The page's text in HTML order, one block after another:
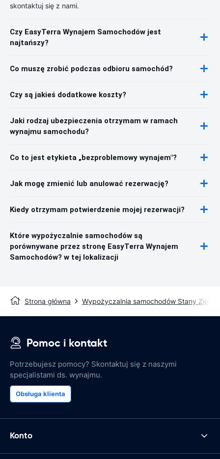
skontaktuj się z nami.
Czy EasyTerra Wynajem Samochodów jest
najtańszy?
Co muszę zrobić podczas odbioru samochód?
Czy są jakieś dodatkowe koszty?
Jaki rodzaj ubezpieczenia otrzymam w ramach
wynajmu samochodu?
Co to jest etykieta „bezproblemowy wynajem"?
Jak mogę zmienić lub anulować rezerwację?
Kiedy otrzymam potwierdzenie mojej rezerwacji?
Które wypożyczalnie samochodów są
porównywane przez stronę EasyTerra Wynajem
Samochodów? w tej lokalizacji
Strona główna Wypożyczalnia samochodów Stany
Pomoc i kontakt
Potrzebujesz pomocy? Skontaktuj się z naszymi
specjalistami ds. wynajmu.
Obsługa klienta
Konto